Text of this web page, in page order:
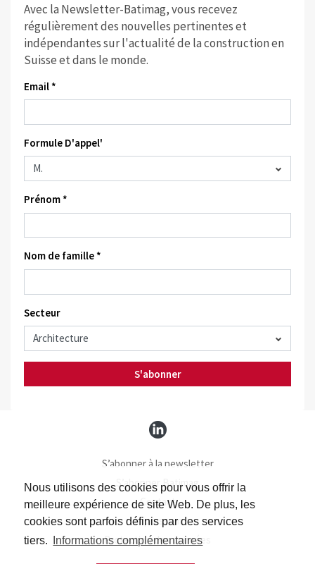
Nous utilisons des cookies pour vous offrir la
meilleure expérience de site Web. De plus, les
cookies sont parfois définis par des services
tiers.
Informations complémentaires
Avec la Newsletter-Batimag, vous recevez
régulièrement des nouvelles pertinentes et
indépendantes sur l'actualité de la construction en
Suisse et dans le monde.
Email *
Formule D'appel'
Prénom *
Nom de famille *
Secteur
S'abonner
S’abonner à la newsletter
S’abonner Batimag
Contact
Impressum
Protection des données